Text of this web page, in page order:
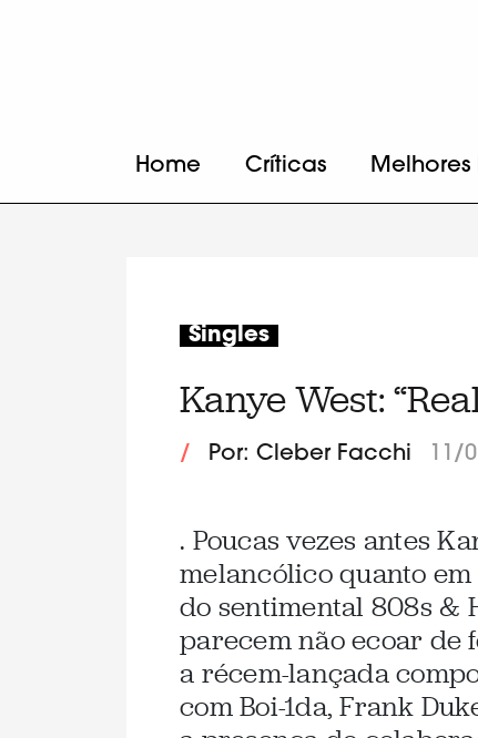
Home Críticas Melhores
Singles
Kanye West:
/ Por: Cleber Facchi 11/
. Poucas vezes antes
melancólico quanto em
do sentimental 808s &
parecem não ecoar de
a récem-lançada
com Boi-1da, Frank